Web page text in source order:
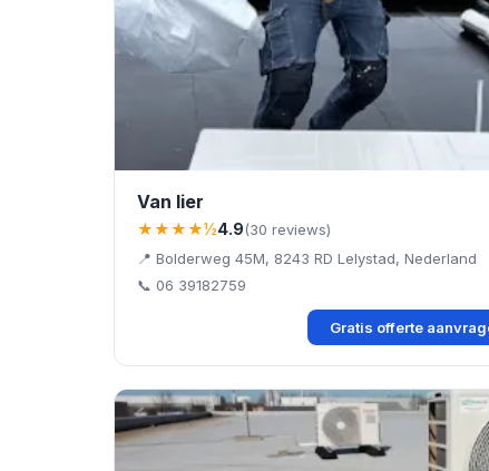
Van lier
★★★★½4.9(30 reviews)
📍 Bolderweg 45M, 8243 RD Lelystad, Nederland
📞 06 39182759
Gratis offerte